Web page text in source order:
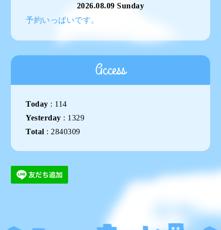
2026.08.09 Sunday
予約いっぱいです。
Access
Today : 114
Yesterday : 1329
Total : 2840309